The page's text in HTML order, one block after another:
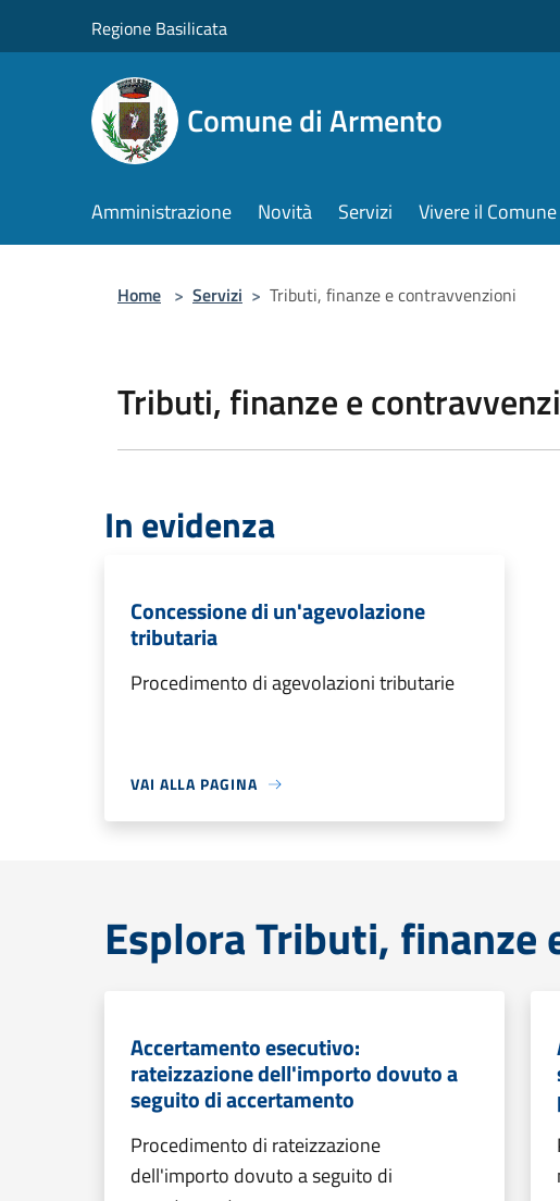
Regione Basilicata
Comune di Armento
Amministrazione Novità Servizi Vivere il Comune
Home > Servizi > Tributi, finanze e contravvenzioni
Tributi, finanze e
In evidenza
Concessione di un'agevolazione
tributaria
Procedimento di agevolazioni tributarie
VAI ALLA PAGINA
Esplora Tributi, finanze
Accertamento esecutivo:
rateizzazione dell'importo dovuto a
seguito di accertamento
Procedimento di rateizzazione
dell'importo dovuto a seguito di